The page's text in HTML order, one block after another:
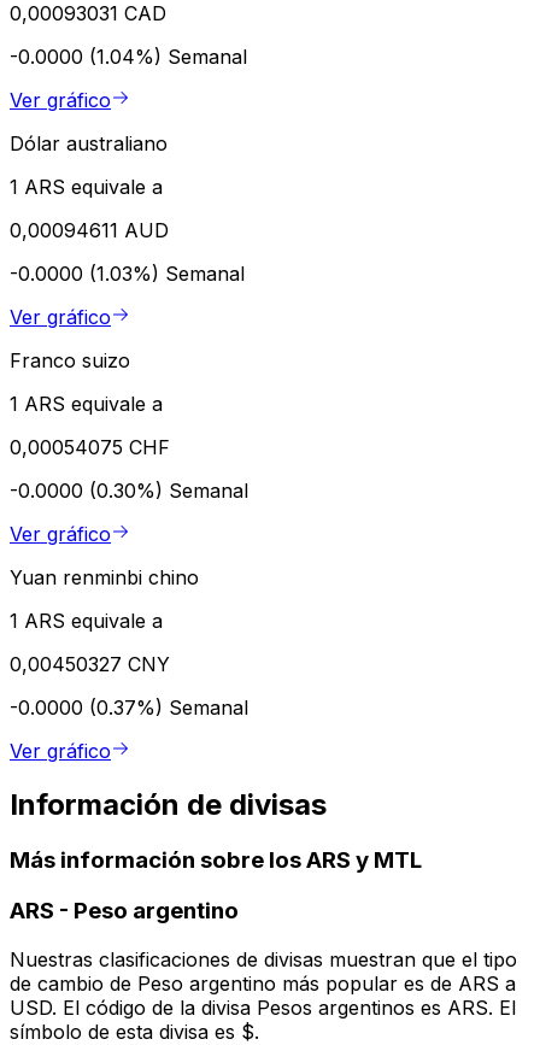
0,00093031 CAD
-0.0000 (1.04%) Semanal
Ver gráfico
Dólar australiano
1 ARS equivale a
0,00094611 AUD
-0.0000 (1.03%) Semanal
Ver gráfico
Franco suizo
1 ARS equivale a
0,00054075 CHF
-0.0000 (0.30%) Semanal
Ver gráfico
Yuan renminbi chino
1 ARS equivale a
0,00450327 CNY
-0.0000 (0.37%) Semanal
Ver gráfico
Información de divisas
Más información sobre los ARS y MTL
ARS - Peso argentino
Nuestras clasificaciones de divisas muestran que el tipo
de cambio de Peso argentino más popular es de ARS a
USD. El código de la divisa Pesos argentinos es ARS. El
símbolo de esta divisa es $.